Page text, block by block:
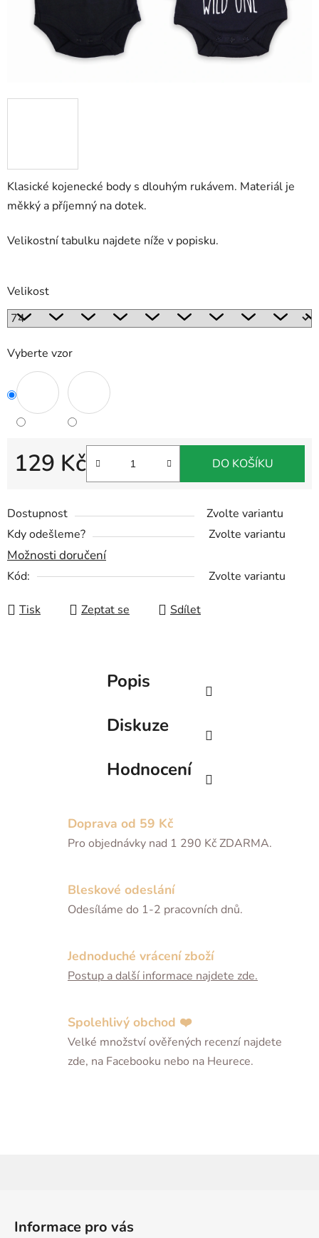
Klasické kojenecké body s dlouhým rukávem. Materiál je
měkký a příjemný na dotek.
Velikostní tabulku najdete níže v popisku.
Velikost
Vyberte vzor
Dostupnost
Zvolte variantu
Kdy odešleme?
Zvolte variantu
Možnosti doručení
Kód: Zvolte variantu
129 Kč DO KOŠÍKU
Tisk Zeptat se Sdílet
Doprava od 59 Kč
Pro objednávky nad 1 290 Kč ZDARMA.
Bleskové odeslání
Odesíláme do 1-2 pracovních dnů.
Jednoduché vrácení zboží
Postup a další informace najdete zde.
Spolehlivý obchod ❤️
Velké množství ověřených recenzí najdete
zde, na Facebooku nebo na Heurece.
Popis
Diskuze
Hodnocení
Informace pro vás